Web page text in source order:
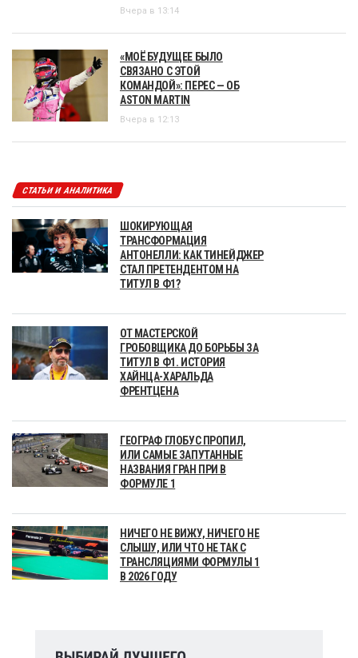
Вчера в 13:14
«МОЁ БУДУЩЕЕ БЫЛО
СВЯЗАНО С ЭТОЙ
КОМАНДОЙ»: ПЕРЕС — ОБ
ASTON MARTIN
Вчера в 12:13
СТАТЬИ И АНАЛИТИКА
ШОКИРУЮЩАЯ
ТРАНСФОРМАЦИЯ
АНТОНЕЛЛИ: КАК ТИНЕЙДЖЕР
СТАЛ ПРЕТЕНДЕНТОМ НА
ТИТУЛ В Ф1?
ОТ МАСТЕРСКОЙ
ГРОБОВЩИКА ДО БОРЬБЫ ЗА
ТИТУЛ В Ф1. ИСТОРИЯ
ХАЙНЦА-ХАРАЛЬДА
ФРЕНТЦЕНА
ГЕОГРАФ ГЛОБУС ПРОПИЛ,
ИЛИ САМЫЕ ЗАПУТАННЫЕ
НАЗВАНИЯ ГРАН ПРИ В
ФОРМУЛЕ 1
НИЧЕГО НЕ ВИЖУ, НИЧЕГО НЕ
СЛЫШУ, ИЛИ ЧТО НЕ ТАК С
ТРАНСЛЯЦИЯМИ ФОРМУЛЫ 1
В 2026 ГОДУ